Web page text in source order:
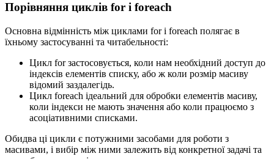
Порівняння циклів for і foreach
Основна відмінність між циклами for і foreach полягає в
їхньому застосуванні та читабельності:
Цикл for застосовується, коли нам необхідний доступ до
індексів елементів списку, або ж коли розмір масиву
відомий заздалегідь.
Цикл foreach ідеальний для обробки елементів масиву,
коли індекси не мають значення або коли працюємо з
асоціативними списками.
Обидва ці цикли є потужними засобами для роботи з
масивами, і вибір між ними залежить від конкретної задачі та